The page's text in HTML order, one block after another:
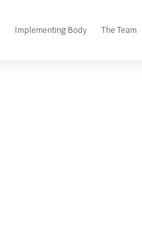
Implementing Body The Team